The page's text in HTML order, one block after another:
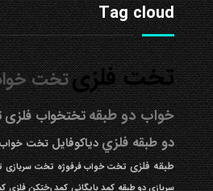
Tag cloud
تخت فلزیتخت
خواب دو طبقهتختخواب فلزی
دو طبقه فلزيدیاکوفایل تخت
طبقه فلزی تخت خواب فرفوژه تخت سربازی
سربازی دو طبقه کمد بایگانی کمد رختکن فلزی